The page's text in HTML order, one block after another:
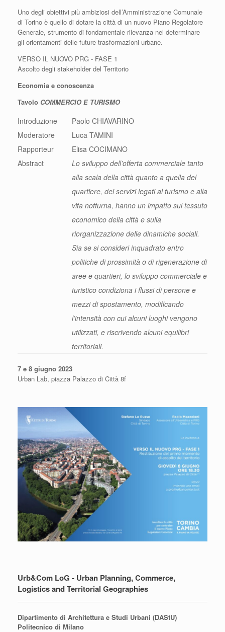
Uno degli obiettivi più ambiziosi dell’Amministrazione Comunale
di Torino è quello di dotare la città di un nuovo Piano Regolatore
Generale, strumento di fondamentale rilevanza nel determinare
gli orientamenti delle future trasformazioni urbane.
VERSO IL NUOVO PRG - FASE 1
Ascolto degli stakeholder del Territorio
Economia e conoscenza
Tavolo COMMERCIO E TURISMO
Introduzione
Paolo CHIAVARINO
Moderatore
Luca TAMINI
Rapporteur
Elisa COCIMANO
Abstract
Lo sviluppo dell’offerta commerciale tanto
alla scala della città quanto a quella del
quartiere, dei servizi legati al turismo e alla
vita notturna, hanno un impatto sul tessuto
economico della città e sulla
riorganizzazione delle dinamiche sociali.
Sia se si consideri inquadrato entro
politiche di prossimità o di rigenerazione di
aree e quartieri, lo sviluppo commerciale e
turistico condiziona i flussi di persone e
mezzi di spostamento, modificando
l’intensità con cui alcuni luoghi vengono
utilizzati, e riscrivendo alcuni equilibri
territoriali.
7 e 8 giugno 2023
Urban Lab, piazza Palazzo di Città 8f
Urb&Com LoG - Urban Planning, Commerce,
Logistics and Territorial Geographies
Dipartimento di Architettura e Studi Urbani (DAStU)
Politecnico di Milano